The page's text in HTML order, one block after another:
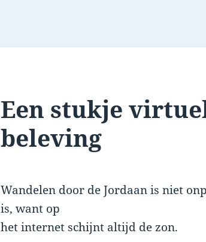
Een stukje
beleving
Wandelen door de Jordaan is niet
is, want op
het internet schijnt altijd de zon.